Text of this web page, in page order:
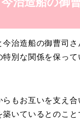
治造船の御曹司さ
特別な関係を保っ
もお互いを支え合
いているとのこと